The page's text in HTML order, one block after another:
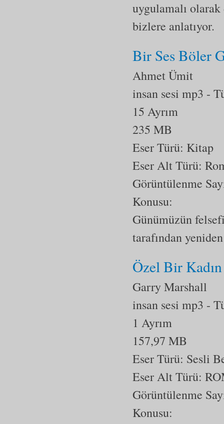
uygulamalı
bizlere anlatıyor.
Bir Ses Böler
Ahmet Ümit
insan sesi mp3 -
15 Ayrım
235 MB
Eser Türü: Kitap
Eser Alt Türü:
Görüntülenme
Konusu:
Günümüzün
tarafından
Özel Bir Kadın
Garry Marshall
insan sesi mp3 -
1 Ayrım
157,97 MB
Eser Türü: Sesli
Eser Alt Türü:
Görüntülenme
Konusu: